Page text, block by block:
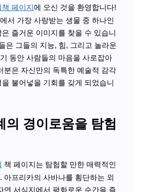
책 페이지에 오신 것을 환영합니다!
서 가장 사랑받는 생물 중 하나인
즐거운 이미지를 찾을 수 있습니
은 그들의 지능, 힘, 그리고 놀라운
동안 사람들의 마음을 사로잡아
분은 자신만의 독특한 예술적 감각
불어넣을 기회를 갖게 되었습니
의 경이로움을 탐험
책 페이지는 탐험할 만한 매력적인
아프리카의 사바나를 횡단하는 외
연 서식지에서 평화로운 순간을 즐